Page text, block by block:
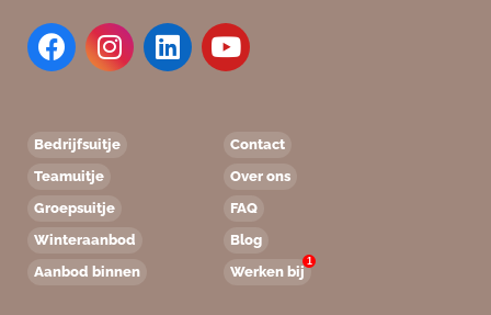
Bedrijfsuitje
Teamuitje
Groepsuitje
Winteraanbod
Aanbod binnen
Contact
Over ons
FAQ
Blog
Werken bij
1